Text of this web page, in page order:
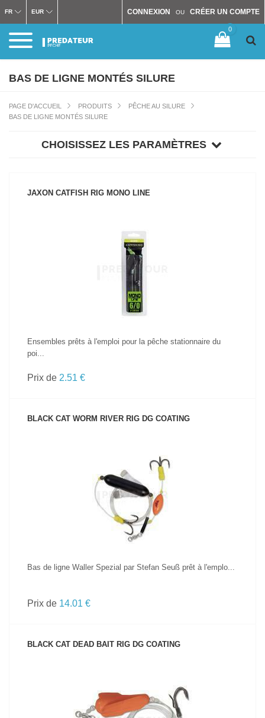
CONNEXION OU CRÉER UN COMPTE
FR EUR
0
BAS DE LIGNE MONTÉS SILURE
PAGE D'ACCUEIL PRODUITS
PÊCHE AU SILURE
BAS DE LIGNE MONTÉS SILURE
CHOISISSEZ LES PARAMÈTRES
JAXON CATFISH RIG MONO LINE
VOIR LE PRODUIT
Ensembles prêts à l'emploi pour la pêche stationnaire du
poi...
Prix de 2.51 €
BLACK CAT WORM RIVER RIG DG COATING
VOIR LE PRODUIT
Bas de ligne Waller Spezial par Stefan Seuß prêt à l'emplo...
Prix de 14.01 €
BLACK CAT DEAD BAIT RIG DG COATING
VOIR LE PRODUIT